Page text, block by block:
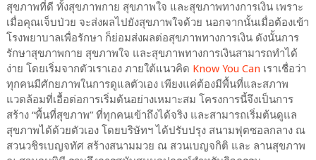
สุขภาพที่ดี ทั้งสุขภาพกาย สุขภาพใจ และสุขภาพทางการเงิน เพราะ
เมื่อคุณเจ็บป่วย จะส่งผลไปยังสุขภาพใจด้วย นอกจากนั้นเมื่อต้องเข้า
โรงพยาบาลเพื่อรักษา ก็ย่อมส่งผลต่อสุขภาพทางการเงิน ดังนั้นการ
รักษาสุขภาพกาย สุขภาพใจ และสุขภาพทางการเงินสามารถทำได้
ง่าย โดยเริ่มจากตัวเราเอง ภายใต้แนวคิด Know You Can เราเชื่อว่า
ทุกคนมีศักยภาพในการดูแลตัวเอง เพียงแค่ต้องมีพื้นที่และสภาพ
แวดล้อมที่เอื้อต่อการเริ่มต้นอย่างเหมาะสม โครงการนี้จึงเป็นการ
สร้าง “พื้นที่สุขภาพ” ที่ทุกคนเข้าถึงได้จริง และสามารถเริ่มต้นดูแล
สุขภาพได้ด้วยตัวเอง โดยบริษัทฯ ได้ปรับปรุง สนามฟุตซอลกลาง ณ
สวนวชิรเบญจทัศ สร้างสนามมวย ณ สวนเบญจกิติ และ ลานสุขภาพ